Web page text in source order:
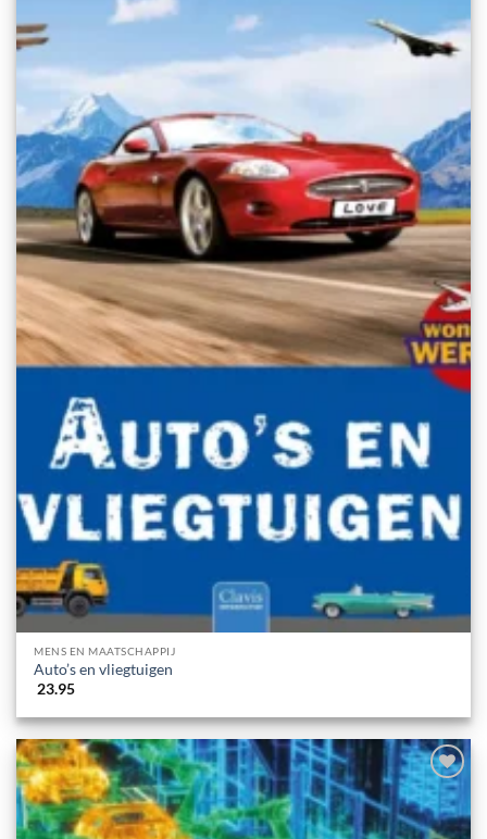
MENS EN MAATSCHAPPIJ
Auto’s en vliegtuigen
23.95